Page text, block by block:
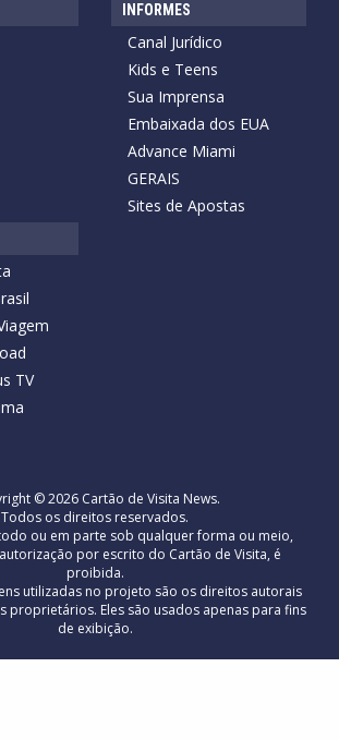
INFORMES
Canal Jurídico
Kids e Teens
Sua Imprensa
Embaixada dos EUA
Advance Miami
GERAIS
Sites de Apostas
TV
© 2026 Cartão de Visita News.
Todos os direitos reservados.
ou em parte sob qualquer forma ou meio,
por escrito do Cartão de Visita, é
proibida.
utilizadas no projeto são os direitos autorais
proprietários. Eles são usados ​​apenas para fins
de exibição.